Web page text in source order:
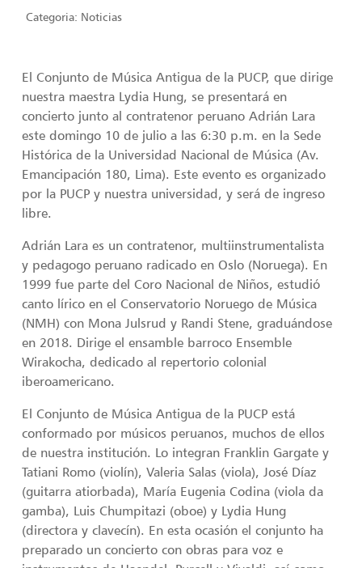
Categoria: Noticias
El Conjunto de Música Antigua de la PUCP, que dirige
nuestra maestra Lydia Hung, se presentará en
concierto junto al contratenor peruano Adrián Lara
este domingo 10 de julio a las 6:30 p.m. en la Sede
Histórica de la Universidad Nacional de Música (Av.
Emancipación 180, Lima). Este evento es organizado
por la PUCP y nuestra universidad, y será de ingreso
libre.
Adrián Lara es un contratenor, multiinstrumentalista
y pedagogo peruano radicado en Oslo (Noruega). En
1999 fue parte del Coro Nacional de Niños, estudió
canto lírico en el Conservatorio Noruego de Música
(NMH) con Mona Julsrud y Randi Stene, graduándose
en 2018. Dirige el ensamble barroco Ensemble
Wirakocha, dedicado al repertorio colonial
iberoamericano.
El Conjunto de Música Antigua de la PUCP está
conformado por músicos peruanos, muchos de ellos
de nuestra institución. Lo integran Franklin Gargate y
Tatiani Romo (violín), Valeria Salas (viola), José Díaz
(guitarra atiorbada), María Eugenia Codina (viola da
gamba), Luis Chumpitazi (oboe) y Lydia Hung
(directora y clavecín). En esta ocasión el conjunto ha
preparado un concierto con obras para voz e